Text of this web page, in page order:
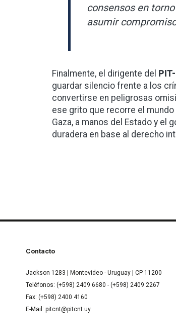
consensos en
asumir
Finalmente, el dirigente del
guardar silencio frente a los
convertirse en peligrosas
ese grito que recorre el
Gaza, a manos del Estado y el
duradera en base al derecho
Contacto
Jackson 1283 | Montevideo - Uruguay | CP 11200
Teléfonos: (+598) 2409 6680 - (+598) 2409 2267
Fax: (+598) 2400 4160
E-Mail: pitcnt@pitcnt.uy